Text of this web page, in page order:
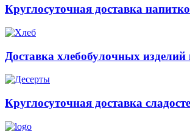
Круглосуточная доставка
Доставка хлебобулочных
Круглосуточная доставка